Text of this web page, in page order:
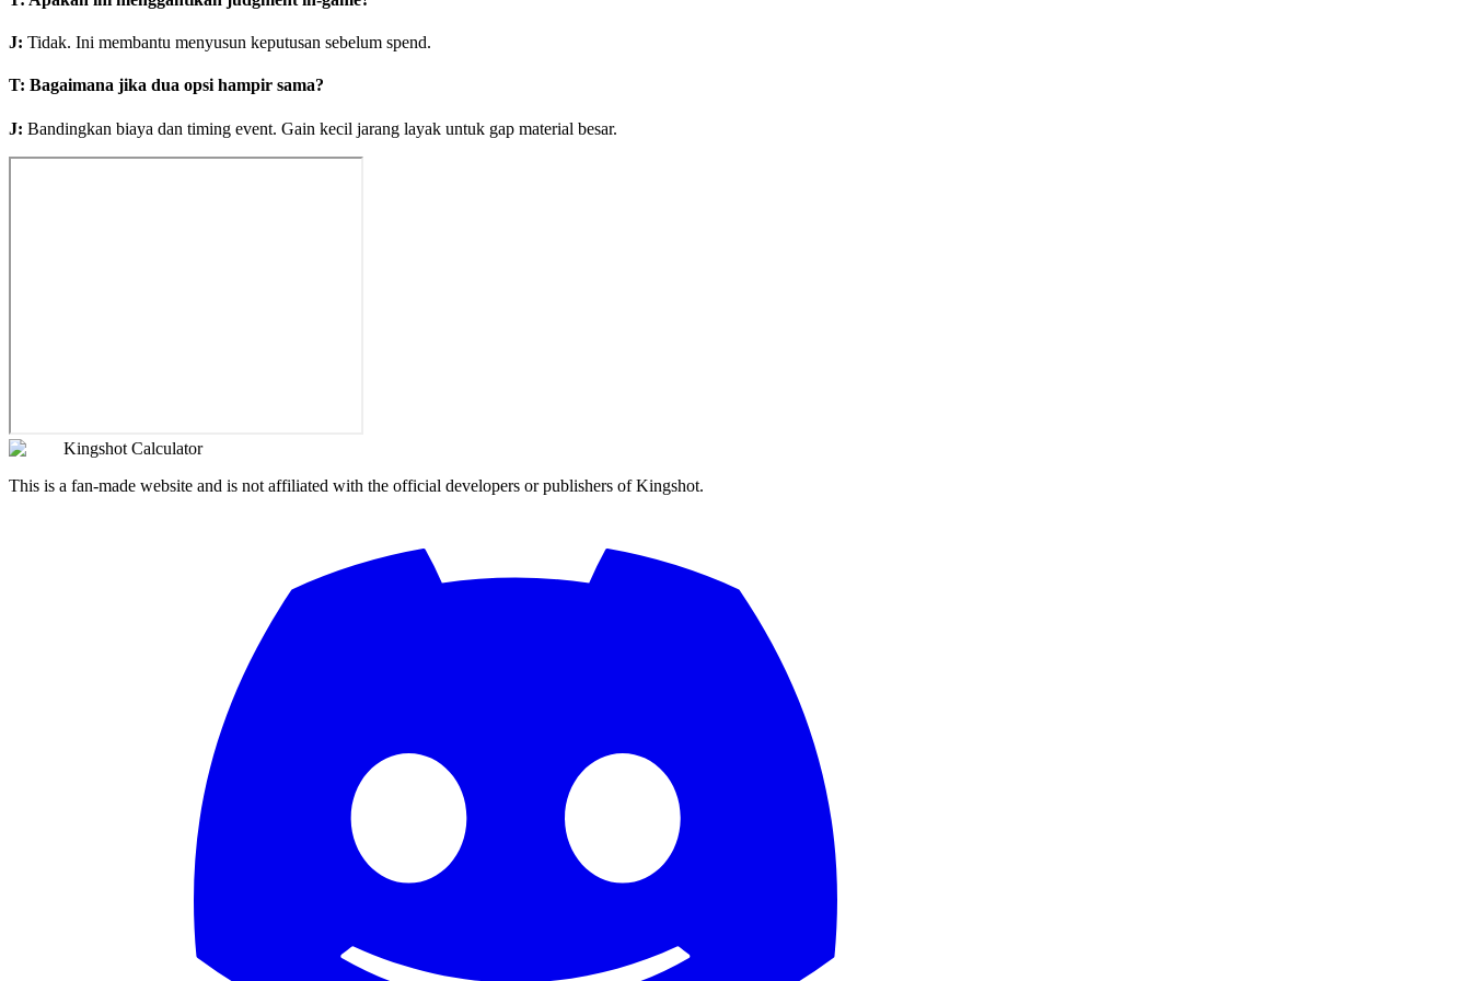
J: Tidak. Ini membantu menyusun keputusan sebelum spend.
T: Bagaimana jika dua opsi hampir sama?
J: Bandingkan biaya dan timing event. Gain kecil jarang layak untuk gap material besar.
Kingshot Calculator
This is a fan-made website and is not affiliated with the official developers or publishers of Kingshot.